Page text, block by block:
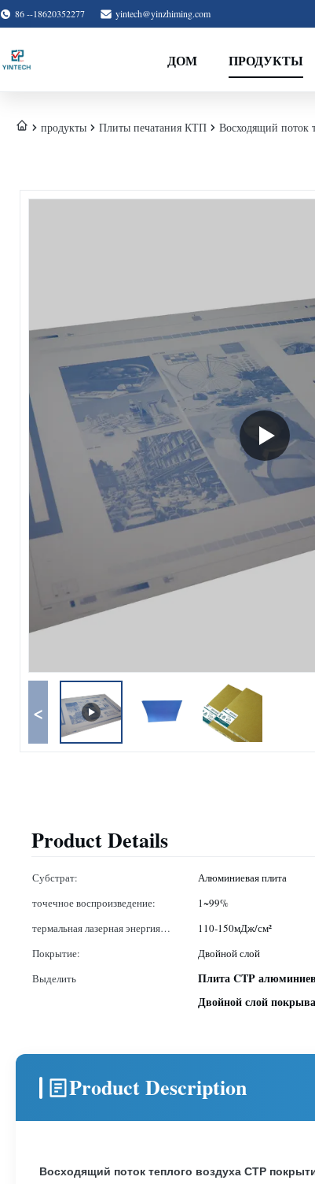
86 --18620352277 yintech@yinzhiming.com
ДОМ ПРОДУКТЫ
продукты Плиты печатания КТП Восходящий поток
<
Product Details
Субстрат: Алюминиевая плита
точечное воспроизведение:
1~99%
термальная лазерная энергия
требовала:
110-150мДж/см²
Покрытие:
Двойной слой
Выделить
Плита CTP
Двойной слой
Product Description
Восходящий поток теплого воздуха CTP